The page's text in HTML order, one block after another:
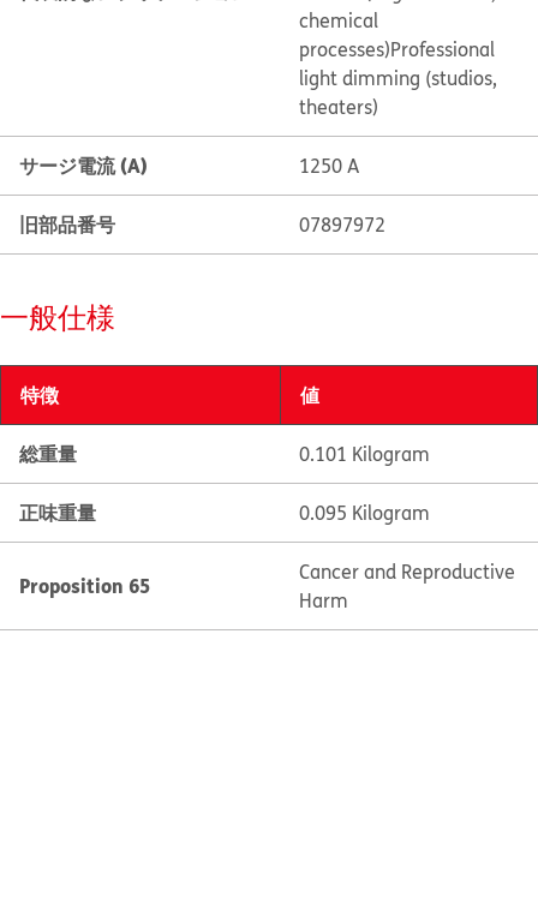
chemical
processes)Professional
light dimming (studios,
theaters)
サージ電流 (A) 1250 A
旧部品番号 07897972
一般仕様
特徴 値
総重量 0.101 Kilogram
正味重量 0.095 Kilogram
Proposition 65
Cancer and Reproductive
Harm